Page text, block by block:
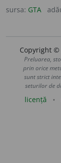
sursa: GTA
Copyright ©
Preluarea,
prin orice
sunt strict
seturilor de
licență